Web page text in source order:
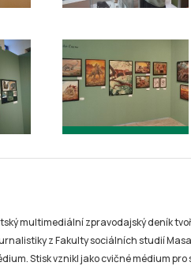
multimediální zpravodajský deník
z Fakulty sociálních studií
Stisk vznikl jako cvičné médium pro